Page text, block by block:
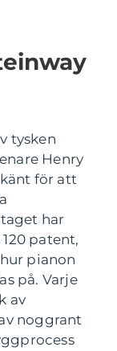
tysken
Henry
känt för att
har
patent,
pianon
på. Varje
av
noggrant